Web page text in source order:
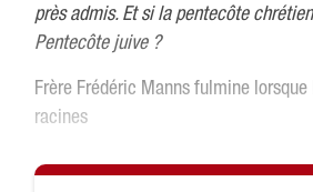
près admis. Et si la pentecôte
Pentecôte juive ?
Frère Frédéric Manns fulmine lorsque
racines